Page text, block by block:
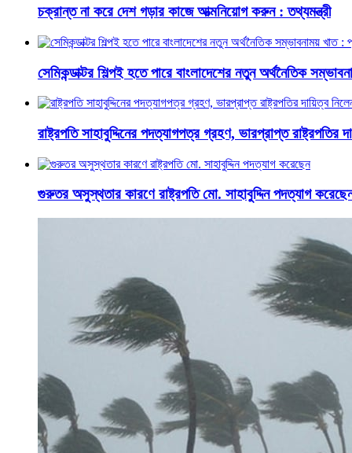
চক্রান্ত না করে দেশ গড়ার কাজে আত্মনিয়োগ করুন : তথ্যমন্ত্রী
সেমিকন্ডাক্টর শিল্পই হতে পারে বাংলাদেশের নতুন অর্থনৈতিক
রাষ্ট্রপতি সাহাবুদ্দিনের পদত্যাগপত্র গ্রহণ, ভারপ্রাপ্ত রাষ্ট্রপতির
গুরুতর অসুস্থতার কারণে রাষ্ট্রপতি মো. সাহাবুদ্দিন পদত্যাগ